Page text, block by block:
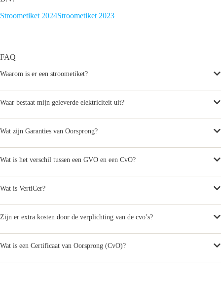
Stroometiket 2024Stroometiket 2023
FAQ
Waarom is er een stroometiket?
Waar bestaat mijn geleverde elektriciteit uit?
Wat zijn Garanties van Oorsprong?
Wat is het verschil tussen een GVO en een CvO?
Wat is VertiCer?
Zijn er extra kosten door de verplichting van de cvo’s?
Wat is een Certificaat van Oorsprong (CvO)?